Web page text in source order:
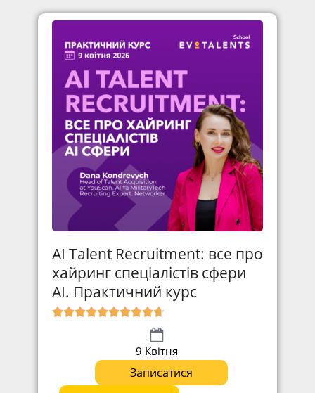
AI Talent Recruitment: все про
хайринг спеціалістів сфери
АІ. Практичний курс
9 Квітня
Записатися